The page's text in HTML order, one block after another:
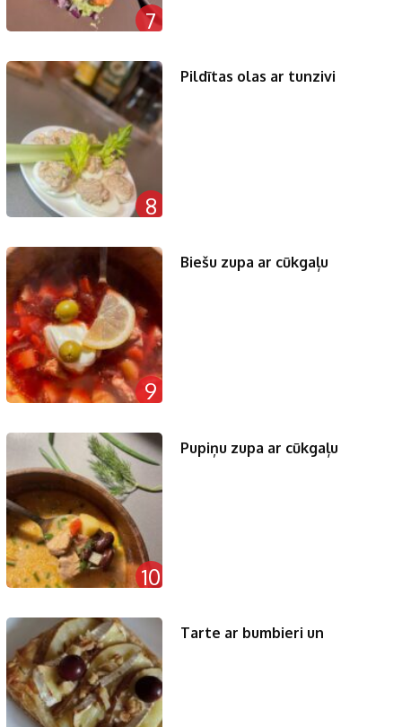
7
8
Pildītas olas ar tunzivi
9
Biešu zupa ar cūkgaļu
10
Pupiņu zupa ar cūkgaļu
Tarte ar bumbieri un